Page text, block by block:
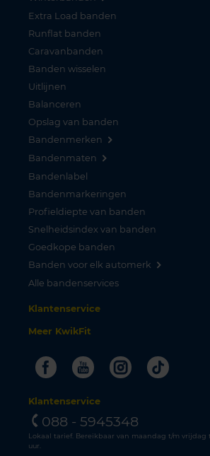
Extra Load banden
Runflat banden
Caravanbanden
Banden wisselen
Uitlijnen
Balanceren
Opslag van banden
Bandenmerken
Bandenmaten
Bandenlabel
Bandenmarkeringen
Profieldiepte van banden
Snelheidsindex van banden
Goedkope banden
Banden voor elk automerk
Alle bandenservices
Klantenservice
Meer KwikFit
FacebookYoutubeInstagram
Tiktok
Klantenservice
088 - 5945348
Lokaal tarief. Bereikbaar van maandag t/m vrijdag
uur.